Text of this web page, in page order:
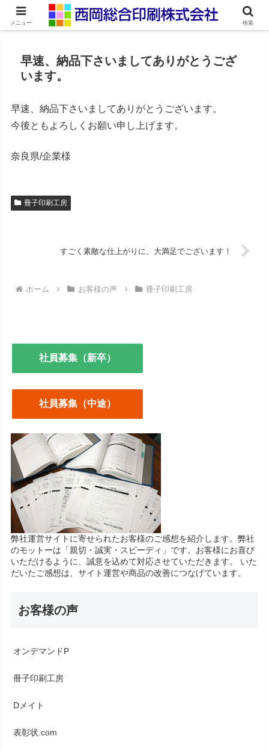
ネット印刷通販・オンデマンド印刷
早速、納品下さいましてありがとうござ
います。
早速、納品下さいましてありがとうございます。
今後ともよろしくお願い申し上げます。
奈良県/企業様
冊子印刷工房
すごく素敵な仕上がりに、大満足でございます！
ホーム お客様の声 冊子印刷工房
社員募集（新卒）
社員募集（中途）
弊社運営サイトに寄せられたお客様のご感想を紹介します。弊社
のモットーは「親切・誠実・スピーディ」です。お客様にお喜び
いただけるように、誠意を込めて対応させていただきます。 いた
だいたご感想は、サイト運営や商品の改善につなげています。
お客様の声
オンデマンドP
冊子印刷工房
Dメイト
表彰状.com
メニュー 検索